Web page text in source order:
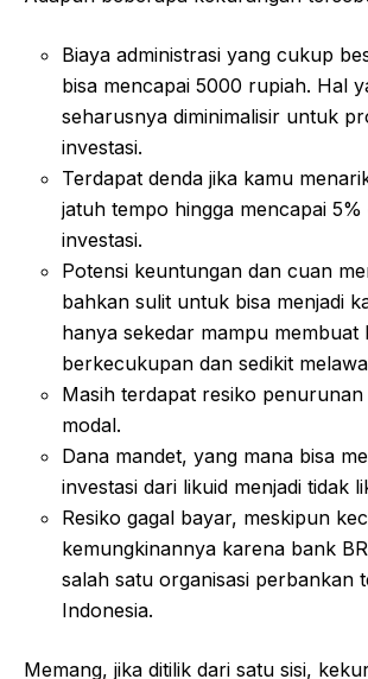
Biaya administrasi yang cukup
bisa mencapai 5000 rupiah. Hal
seharusnya diminimalisir untuk
investasi.
Terdapat denda jika kamu
jatuh tempo hingga mencapai
investasi.
Potensi keuntungan dan cuan
bahkan sulit untuk bisa menjadi
hanya sekedar mampu membuat
berkecukupan dan sedikit
Masih terdapat resiko
modal.
Dana mandet, yang mana bisa
investasi dari likuid menjadi tidak
Resiko gagal bayar, meskipun
kemungkinannya karena bank
salah satu organisasi perbankan
Indonesia.
Memang, jika ditilik dari satu sisi,